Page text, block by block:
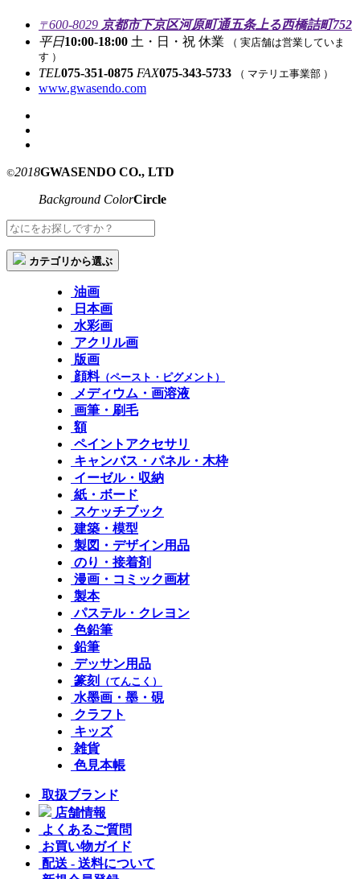
〒600-8029 京都市下京区河原町通五条上る西橋詰町752
平日10:00-18:00 土・日・祝 休業 （ 実店舗は営業していま
す ）
TEL075-351-0875 FAX075-343-5733 （ マテリエ事業部 ）
www.gwasendo.com
©2018GWASENDO CO., LTD
Background ColorCircle
カテゴリから選ぶ
油画
日本画
水彩画
アクリル画
版画
顔料（ペースト・ピグメント）
メディウム・画溶液
画筆・刷毛
額
ペイントアクセサリ
キャンバス・パネル・木枠
イーゼル・収納
紙・ボード
スケッチブック
建築・模型
製図・デザイン用品
のり・接着剤
漫画・コミック画材
製本
パステル・クレヨン
色鉛筆
鉛筆
デッサン用品
篆刻
（てんこく）
水墨画・墨・硯
クラフト
キッズ
雑貨
色見本帳
取扱ブランド
店舗情報
よくあるご質問
お買い物ガイド
配送 - 送料について